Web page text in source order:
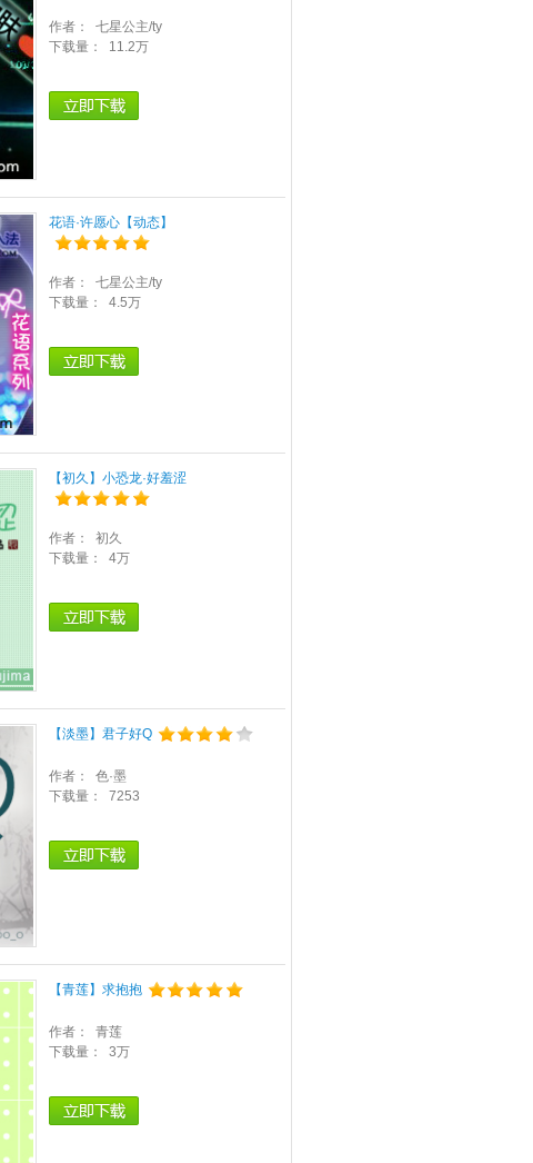
作者： 七星公主/ty
下载量： 11.2万
花语·许愿心【动态】
作者： 七星公主/ty
下载量： 4.5万
【初久】小恐龙·好羞涩
作者： 初久
下载量： 4万
【淡墨】君子好Q
作者： 色·墨
下载量： 7253
【青莲】求抱抱
作者： 青莲
下载量： 3万